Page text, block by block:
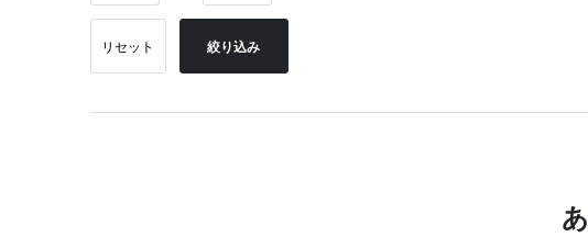
リセット 絞り込み